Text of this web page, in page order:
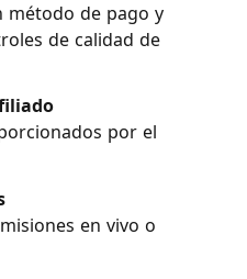
método de pago y
de calidad de
por el
en vivo o